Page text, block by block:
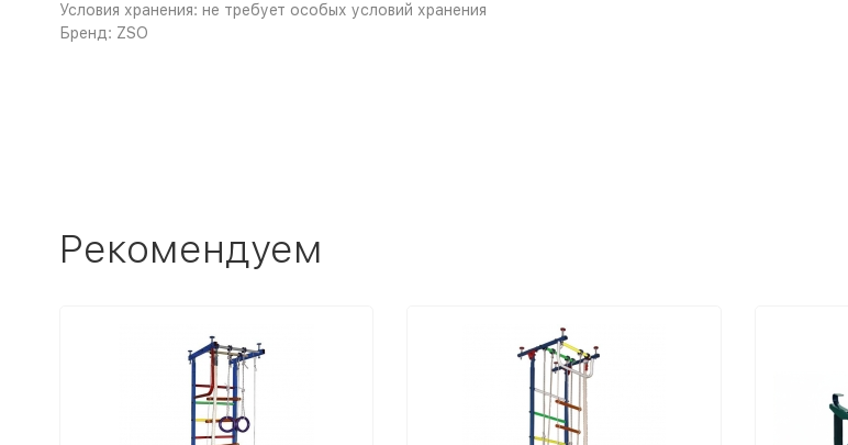
Условия хранения: не требует особых условий хранения
Бренд: ZSO
Рекомендуем